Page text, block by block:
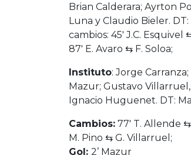
Brian Calderara; Ayrton
Luna y Claudio Bieler.
cambios: 45′ J.C. Esquivel
87′ E. Avaro ⇆ F. Soloa;
Instituto: Jorge
Mazur; Gustavo
Ignacio Huguenet. DT:
Cambios: 77′ T. Allende
M. Pino ⇆ G. Villarruel;
Gol: 2’ Mazur